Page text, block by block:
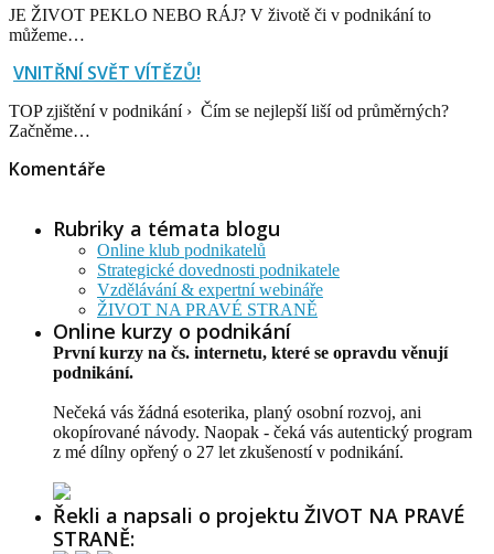
JE ŽIVOT PEKLO NEBO RÁJ? V životě či v podnikání to
můžeme…
VNITŘNÍ SVĚT VÍTĚZŮ!
TOP zjištění v podnikání › Čím se nejlepší liší od průměrných?
Začněme…
Komentáře
Rubriky a témata blogu
Online klub podnikatelů
Strategické dovednosti podnikatele
Vzdělávání & expertní webináře
ŽIVOT NA PRAVÉ STRANĚ
Online kurzy o podnikání
První kurzy na čs. internetu, které se opravdu věnují
podnikání.
Nečeká vás žádná esoterika, planý osobní rozvoj, ani
okopírované návody. Naopak - čeká vás autentický program
z mé dílny opřený o 27 let zkušeností v podnikání.
Řekli a napsali o projektu ŽIVOT NA PRAVÉ
STRANĚ: